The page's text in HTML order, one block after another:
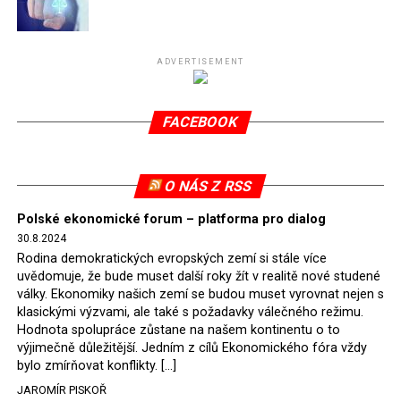
Připomeňme, že ukončení těžby hnědého uhlí pro
(SDEU) v souvislosti se stížnostmi českých samospráv
verdiktem španělské soudkyně Rosario Silva de Lapureta
tomuto rozhodnutí nevyhověla, proto na žádost
2022, než byl tento případ z důvodu uzavření dohody
Polska s Českou republikou o odstranění příčin sporu o
důl Turów vymazán z rejstříku tribunálu. Celkem si
Polsko nechalo z přiznaných evropských fondů odečíst
asi 70 milionů eur na pokutách a 45 milionů eur
zaplatilo jako odškodnění České republice – ale jak důl,
tak elektrárna nadále fungovaly. Už tehdy zástupci
tehdejší opozice a dnes vládnoucí koalice, jako
místopředseda Občanské platformy (PO) Rafał
ADVERTISEMENT
FACEBOOK
O NÁS Z RSS
Polské ekonomické forum – platforma pro dialog
30.8.2024
Rodina demokratických evropských zemí si stále více
uvědomuje, že bude muset další roky žít v realitě nové studené
války. Ekonomiky našich zemí se budou muset vyrovnat nejen s
klasickými výzvami, ale také s požadavky válečného režimu.
Hodnota spolupráce zůstane na našem kontinentu o to
výjimečně důležitější. Jedním z cílů Ekonomického fóra vždy
bylo zmírňovat konflikty. […]
JAROMÍR PISKOŘ